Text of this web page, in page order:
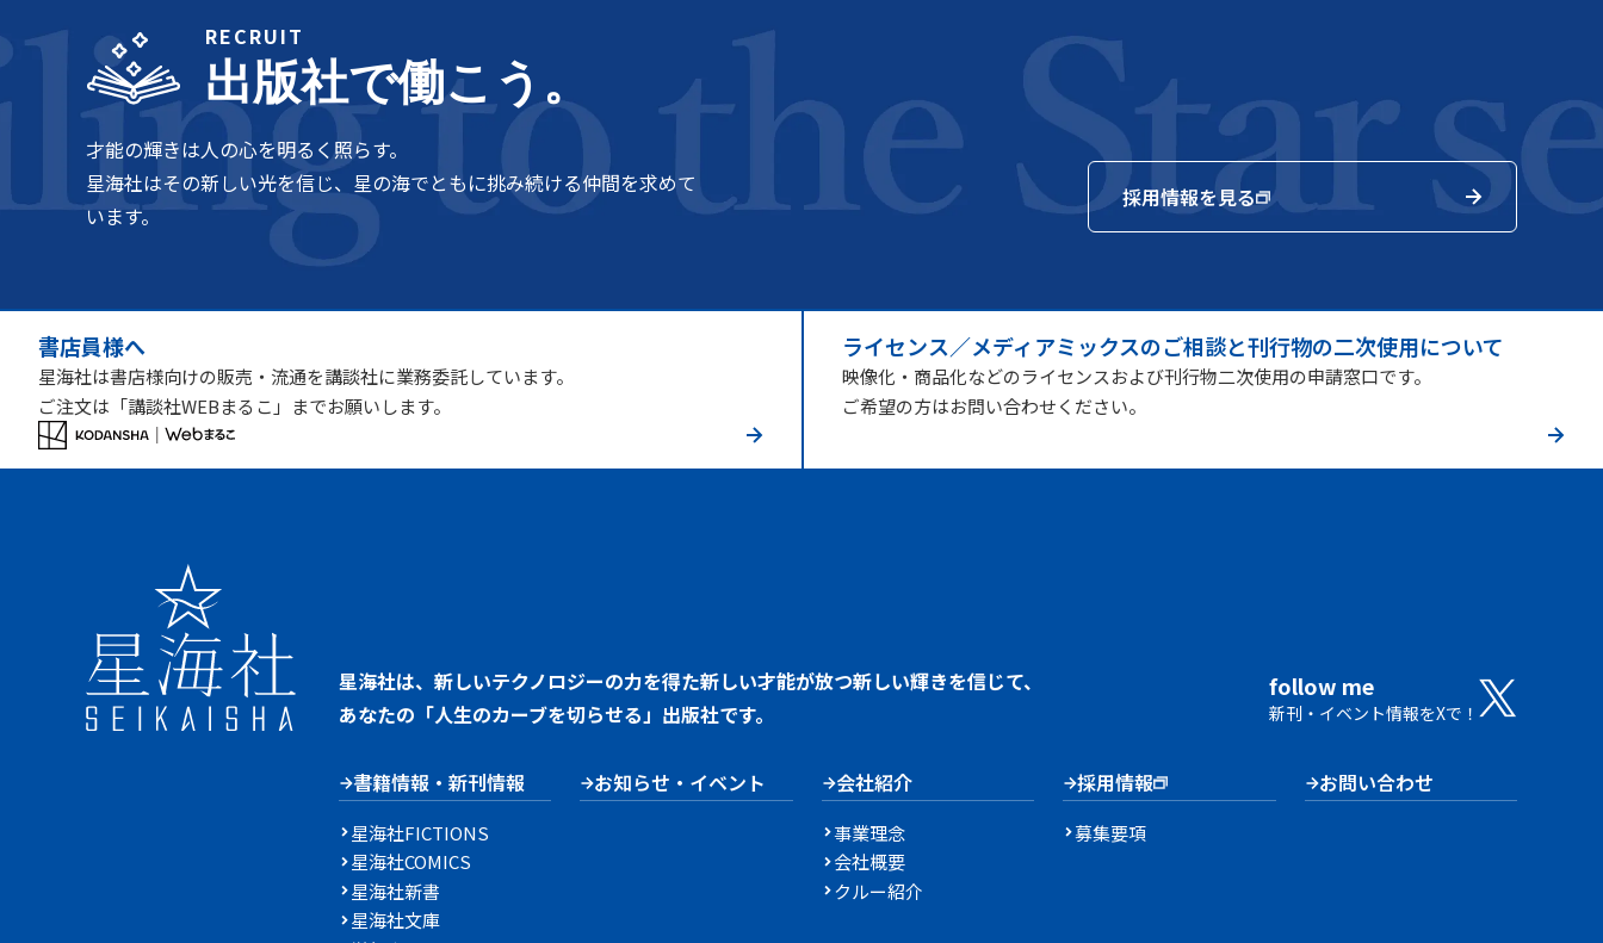
RECRUIT
出版社で働こう。
才能の輝きは人の心を明るく照らす。
星海社はその新しい光を信じ、星の海でともに挑み続ける仲間を求めて
います。
採用情報を見る
書店員様へ
星海社は書店様向けの販売・流通を講談社に業務委託しています。
ご注文は「講談社WEBまるこ」までお願いします。
ライセンス／メディアミックスのご相談と刊行物の二次使用について
映像化・商品化などのライセンスおよび刊行物二次使用の申請窓口です。
ご希望の方はお問い合わせください。
星海社は、新しいテクノロジーの力を得た新しい才能が放つ新しい輝きを信じて、
あなたの「人生のカーブを切らせる」出版社です。
follow me
新刊・イベント情報をXで！
書籍情報・新刊情報
星海社FICTIONS
星海社COMICS
星海社新書
星海社文庫
お知らせ・イベント 会社紹介
事業理念
会社概要
クルー紹介
採用情報
募集要項
お問い合わせ